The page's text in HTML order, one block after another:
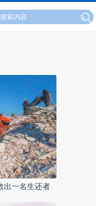
出一名生还者